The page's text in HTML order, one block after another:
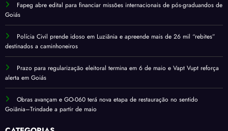
Fapeg abre edital para financiar missões internacionais de pós-graduandos de
Goiás
Polícia Civil prende idoso em Luziânia e apreende mais de 26 mil “rebites”
destinados a caminhoneiros
Prazo para regularização eleitoral termina em 6 de maio e Vapt Vupt reforça
alerta em Goiás
Obras avançam e GO-060 terá nova etapa de restauração no sentido
Goiânia–Trindade a partir de maio